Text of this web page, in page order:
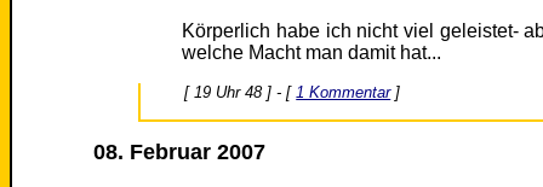
Körperlich habe ich nicht viel geleistet-
welche Macht man damit hat...
[ 19 Uhr 48 ] - [1 Kommentar]
08. Februar 2007